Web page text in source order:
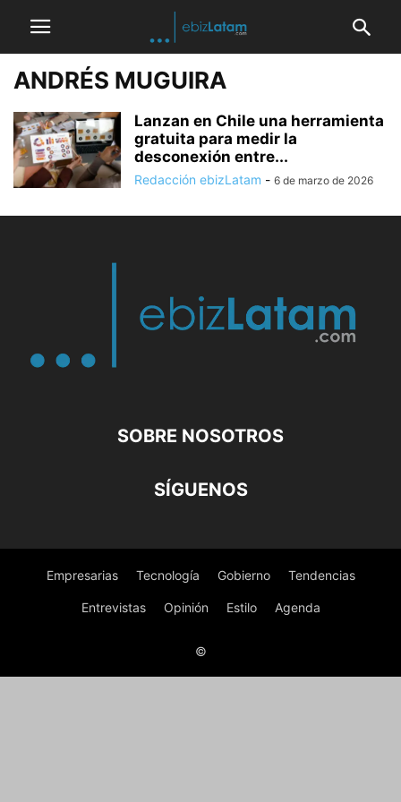
ANDRÉS MUGUIRA
Lanzan en Chile una herramienta
gratuita para medir la
desconexión entre...
Redacción ebizLatam - 6 de marzo de 2026
SOBRE NOSOTROS
SÍGUENOS
Empresarias Tecnología Gobierno Tendencias
Entrevistas Opinión Estilo Agenda
©